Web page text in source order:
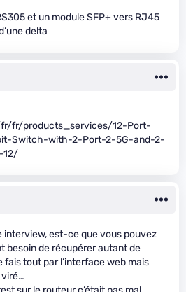
et un module SFP+ vers RJ45
delta
fr/products_services/12-Port-
Switch-with-2-Port-2-5G-and-2-
12/
interview, est-ce que vous pouvez
besoin de récupérer autant de
fais tout par l’interface web mais
viré…